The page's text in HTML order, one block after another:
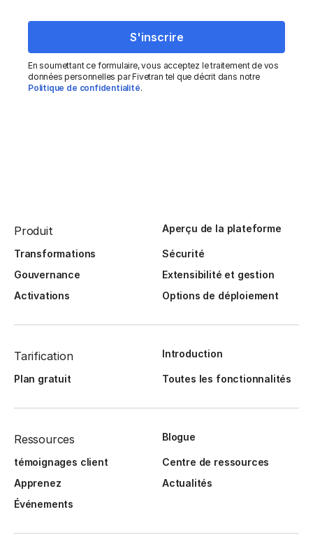
En soumettant ce formulaire, vous acceptez le traitement de vos
données personnelles par Fivetran tel que décrit dans notre
Politique de confidentialité.
Produit Aperçu de la plateforme
Transformations
Sécurité
Gouvernance
Extensibilité et gestion
Activations
Options de déploiement
Tarification Introduction
Plan gratuit Toutes les fonctionnalités
Ressources Blogue
témoignages client
Centre de ressources
Apprenez
Actualités
Événements